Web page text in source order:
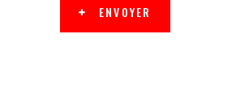
ENVOYER